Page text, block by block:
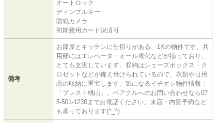
オートロック
ディンプルキー
防犯カメラ
初期費用カード決済可
備考
お部屋とキッチンに仕切りがある、1Kの物件です。共
用部にはエレベータ・オール電化などが揃っており、
とても充実しています。収納はシューズボックス・ク
ロゼットなどが備え付けられているので、衣類や日用
品の収納に重宝します。気になるイチオシ物件情報：
「プレスト桃山」。ベアクルへのお問い合わせなら07
5-501-1230までお電話ください。来店・内覧予約など
も承っております(^_^)